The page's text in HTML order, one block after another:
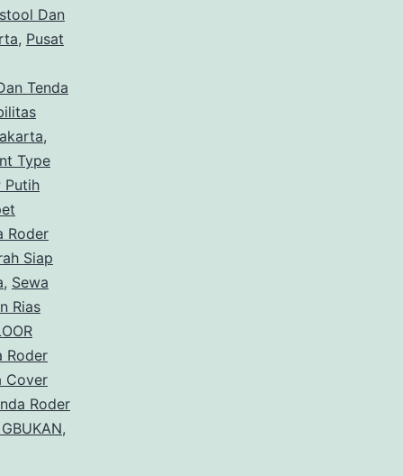
Dan
, Pusat
Tenda
,
Type
Putih
Roder
Siap
, Sewa
Rias
Roder
Cover
Roder